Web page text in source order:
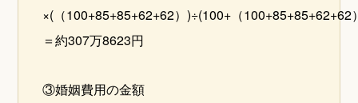
×(（100+85+85+62+62）)÷(100+（100+85+85+62+62
＝約307万8623円
③婚姻費用の金額